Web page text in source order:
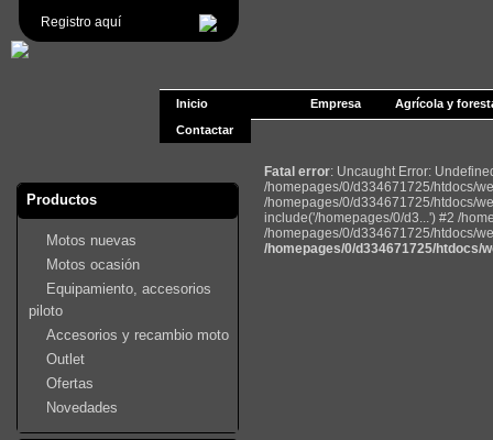
Registro aquí
Inicio Empresa
Agrícola y
Contactar
Productos
Motos nuevas
Motos ocasión
Equipamiento, accesorios
piloto
Accesorios y recambio moto
Outlet
Ofertas
Novedades
Fatal error: Uncaught Error:
/homepages/0/d334671725/htdocs/
/homepages/0/d334671725/htdocs/
include('/homepages/0/d3...') #2 /
/homepages/0/d334671725/htdocs/
/homepages/0/d334671725/htdocs/